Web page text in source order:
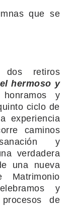
que se
retiros
hermoso y
honramos y
ciclo de
experiencia
caminos
y
verdadera
una nueva
y
de